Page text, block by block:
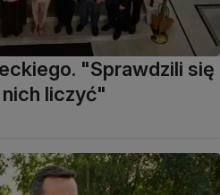
"Sprawdzili się
liczyć"